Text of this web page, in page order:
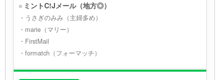
ミントC!Jメール（地方◎）
うさぎのみみ（主婦多め）
marie（マリー）
FirstMail
formatch（フォーマッチ）